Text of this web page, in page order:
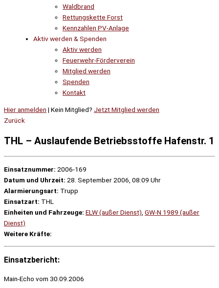
Waldbrand
Rettungskette Forst
Kennzahlen PV-Anlage
Aktiv werden & Spenden
Aktiv werden
Feuerwehr-Förderverein
Mitglied werden
Spenden
Kontakt
Hier anmelden | Kein Mitglied? Jetzt Mitglied werden
Zurück
THL – Auslaufende Betriebsstoffe Hafenstr. 1
Einsatznummer: 2006-169
Datum und Uhrzeit: 28. September 2006, 08:09 Uhr
Alarmierungsart: Trupp
Einsatzart: THL
Einheiten und Fahrzeuge: ELW (außer Dienst) GW-N 1989 (außer
Dienst)
Weitere Kräfte:
Einsatzbericht:
Main-Echo vom 30.09.2006